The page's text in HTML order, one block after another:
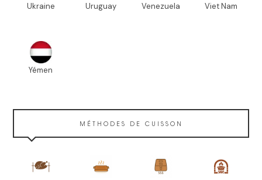
Ukraine Uruguay Venezuela Viet Nam
Yémen
MÉTHODES DE CUISSON